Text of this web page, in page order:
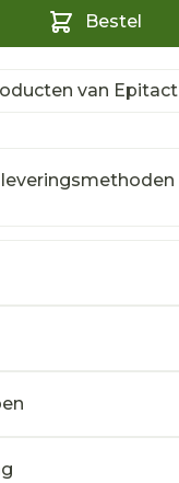
Bestel
van Epitact